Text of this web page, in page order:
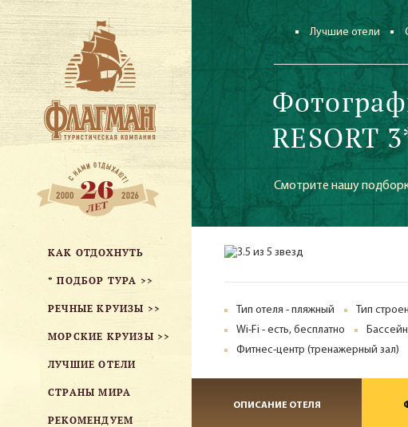
КАК ОТДОХНУТЬ
* ПОДБОР ТУРА >>
РЕЧНЫЕ КРУИЗЫ >>
МОРСКИЕ КРУИЗЫ >>
ЛУЧШИЕ ОТЕЛИ
СТРАНЫ МИРА
РЕКОМЕНДУЕМ
Лучшие отели
RESORT
Смотрите нашу
Тип отеля - пляжный Тип
Wi-Fi - есть, бесплатно
Фитнес-центр (тренажерный зал)
ОПИСАНИЕ ОТЕЛЯ